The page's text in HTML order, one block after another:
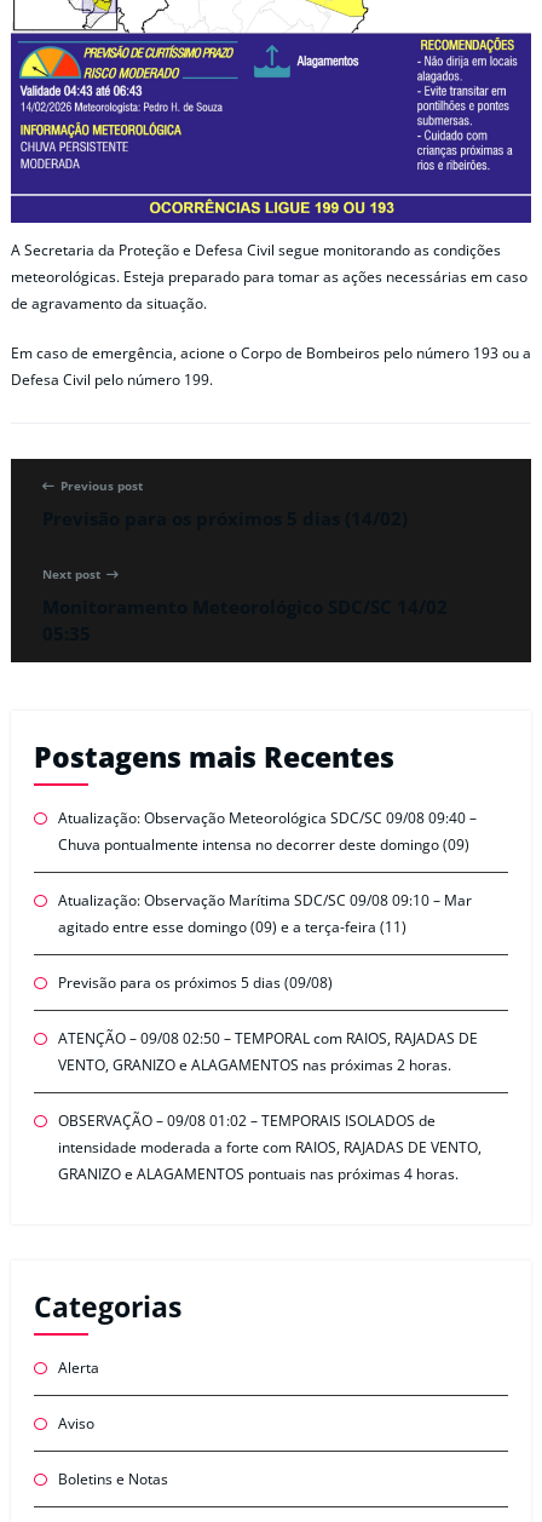
A Secretaria da Proteção e Defesa Civil segue monitorando as condições
meteorológicas. Esteja preparado para tomar as ações necessárias em caso
de agravamento da situação.
Em caso de emergência, acione o Corpo de Bombeiros pelo número 193 ou a
Defesa Civil pelo número 199.
Previous post
Next post
Postagens mais Recentes
Atualização: Observação Meteorológica SDC/SC 09/08 09:40 –
Chuva pontualmente intensa no decorrer deste domingo (09)
Atualização: Observação Marítima SDC/SC 09/08 09:10 – Mar
agitado entre esse domingo (09) e a terça-feira (11)
Previsão para os próximos 5 dias (09/08)
ATENÇÃO – 09/08 02:50 – TEMPORAL com RAIOS, RAJADAS DE
VENTO, GRANIZO e ALAGAMENTOS nas próximas 2 horas.
OBSERVAÇÃO – 09/08 01:02 – TEMPORAIS ISOLADOS de
intensidade moderada a forte com RAIOS, RAJADAS DE VENTO,
GRANIZO e ALAGAMENTOS pontuais nas próximas 4 horas.
Categorias
Alerta
Aviso
Boletins e Notas